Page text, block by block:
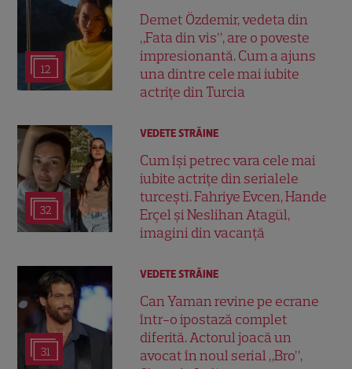
12
Demet Özdemir, vedeta din
„Fata din vis”, are o poveste
impresionantă. Cum a ajuns
una dintre cele mai iubite
actrițe din Turcia
32
VEDETE STRĂINE
Cum își petrec vara cele mai
iubite actrițe din serialele
turcești. Fahriye Evcen, Hande
Erçel și Neslihan Atagül,
imagini din vacanță
31
VEDETE STRĂINE
Can Yaman revine pe ecrane
într-o ipostază complet
diferită. Actorul joacă un
avocat în noul serial „Bro”,